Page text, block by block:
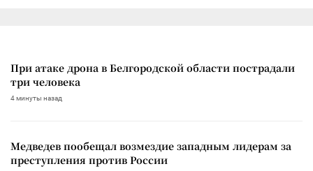
При атаке дрона в Белгородской области пострадали
три человека
4 минуты назад
Медведев пообещал возмездие западным лидерам за
преступления против России